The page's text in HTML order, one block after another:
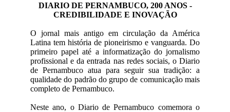
DIARIO DE PERNAMBUCO, 200 ANOS -
CREDIBILIDADE E INOVAÇÃO
O jornal mais antigo em circulação da América
Latina tem história de pioneirismo e vanguarda. Do
primeiro papel até a informatização do jornalismo
profissional e da entrada nas redes sociais, o Diario
de Pernambuco atua para seguir sua tradição: a
qualidade do padrão do grupo de comunicação mais
completo de Pernambuco.
Neste ano, o Diario de Pernambuco comemora o